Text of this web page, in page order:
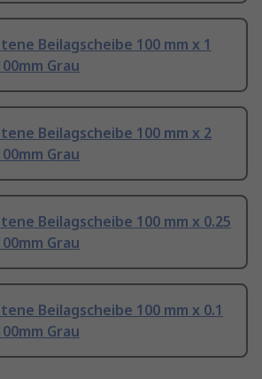
Beilagscheibe 100 mm x 1
Grau
Beilagscheibe 100 mm x 2
Grau
Beilagscheibe 100 mm x 0.25
Grau
Beilagscheibe 100 mm x 0.1
Grau